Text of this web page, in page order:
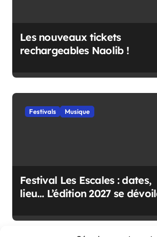
Les nouveaux tickets
rechargeables Naolib !
Festivals Musique
Festival Les Escales : dates,
lieu… L’édition 2027 se